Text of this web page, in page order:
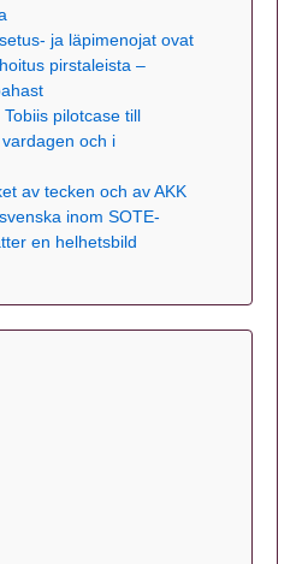
ja läpimenojat ovat
pirstaleista –
pilotcase till
och i
av tecken och av AKK
inom SOTE-
en helhetsbild